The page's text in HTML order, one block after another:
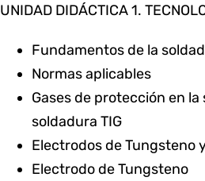
UNIDAD DIDÁCTICA 1.
Fundamentos de la
Normas aplicables
Gases de protección en
soldadura TIG
Electrodos de Tungsteno
Electrodo de Tungsteno